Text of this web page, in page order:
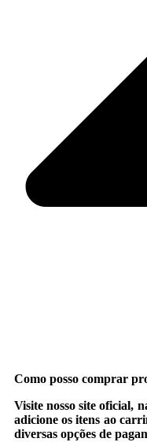
Como posso comprar
Visite nosso site oficial,
adicione os itens ao
diversas opções de